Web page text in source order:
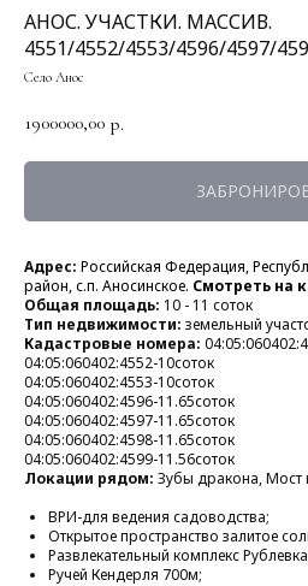
АНОС. УЧАСТКИ. МАССИВ.
4551/4552/4553/4596/4597/
Село Анос
1900000,00 р.
Адрес: Российская Федерация,
район, с.п. Аносинское. Смотреть на
Общая площадь: 10 - 11 соток
Тип недвижимости: земельный
Кадастровые номера:
04:05:060402:4552-10соток
04:05:060402:4553-10соток
04:05:060402:4596-11.65соток
04:05:060402:4597-11.65соток
04:05:060402:4598-11.65соток
04:05:060402:4599-11.56соток
Локации рядом: Зубы дракона, Мост
ВРИ-для ведения садоводства;
Открытое пространство залитое
Развлекательный комплекс
Ручей Кендерля 700м;